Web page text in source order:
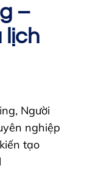
–
lịch
Người
nghiệp
tạo